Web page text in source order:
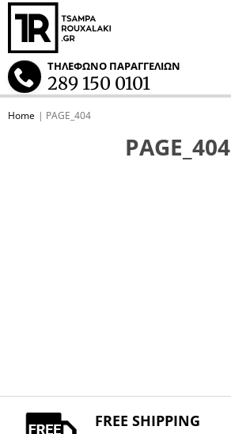
ΤΗΛΕΦΩΝΟ ΠΑΡΑΓΓΕΛΙΩΝ
289 150 0101
Home PAGE_404
PAGE_404
FREE SHIPPING